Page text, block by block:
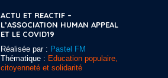
ACTU ET REACTIF –
L’ASSOCIATION HUMAN APPEAL
ET LE COVID19
Réalisée par : Pastel FM
Thématique : Education populaire,
citoyenneté et solidarité